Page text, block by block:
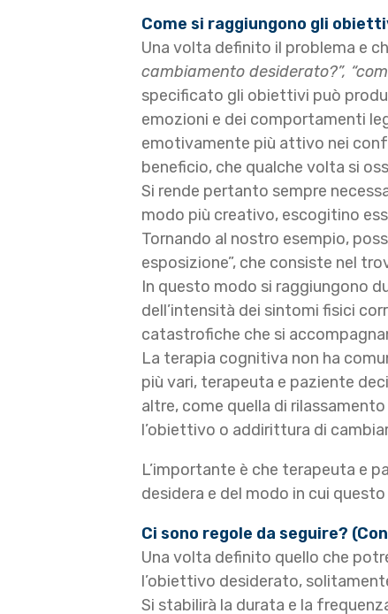
Come si raggiungono gli
Una volta definito il problema e
cambiamento desiderato?”,
specificato gli obiettivi può
emozioni e dei comportamenti
emotivamente più attivo nei
beneficio, che qualche volta si
Si rende pertanto sempre
modo più creativo, escogitino
Tornando al nostro esempio,
esposizione”, che consiste nel
In questo modo si raggiungono
dell’intensità dei sintomi fisici
catastrofiche che si
La terapia cognitiva non ha
più vari, terapeuta e paziente
altre, come quella di
l’obiettivo o addirittura di
L’importante è che terapeuta e
desidera e del modo in cui
Ci sono regole da seguire?
Una volta definito quello che
l’obiettivo desiderato,
Si stabilirà la durata e la